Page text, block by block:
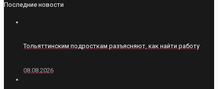
Последние новости
Тольяттинским подросткам разъясняют, как найти работу
08.08.2026